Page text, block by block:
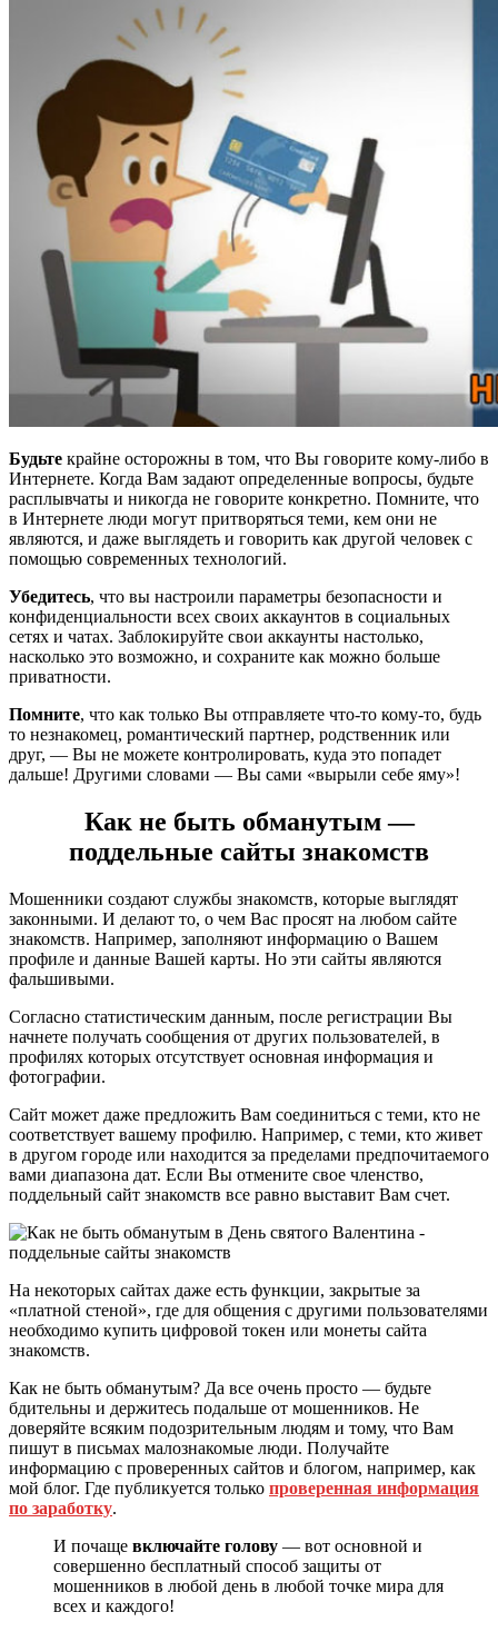
Будьте крайне осторожны в том, что Вы говорите кому-либо в
Интернете. Когда Вам задают определенные вопросы, будьте
расплывчаты и никогда не говорите конкретно. Помните, что
в Интернете люди могут притворяться теми, кем они не
являются, и даже выглядеть и говорить как другой человек с
помощью современных технологий.
Убедитесь, что вы настроили параметры безопасности и
конфиденциальности всех своих аккаунтов в социальных
сетях и чатах. Заблокируйте свои аккаунты настолько,
насколько это возможно, и сохраните как можно больше
приватности.
Помните, что как только Вы отправляете что-то кому-то, будь
то незнакомец, романтический партнер, родственник или
друг, — Вы не можете контролировать, куда это попадет
дальше! Другими словами — Вы сами «вырыли себе яму»!
Как не быть обманутым —
поддельные сайты знакомств
Мошенники создают службы знакомств, которые выглядят
законными. И делают то, о чем Вас просят на любом сайте
знакомств. Например, заполняют информацию о Вашем
профиле и данные Вашей карты. Но эти сайты являются
фальшивыми.
Согласно статистическим данным, после регистрации Вы
начнете получать сообщения от других пользователей, в
профилях которых отсутствует основная информация и
фотографии.
Сайт может даже предложить Вам соединиться с теми, кто не
соответствует вашему профилю. Например, с теми, кто живет
в другом городе или находится за пределами предпочитаемого
вами диапазона дат. Если Вы отмените свое членство,
поддельный сайт знакомств все равно выставит Вам счет.
На некоторых сайтах даже есть функции, закрытые за
«платной стеной», где для общения с другими пользователями
необходимо купить цифровой токен или монеты сайта
знакомств.
Как не быть обманутым? Да все очень просто — будьте
бдительны и держитесь подальше от мошенников. Не
доверяйте всяким подозрительным людям и тому, что Вам
пишут в письмах малознакомые люди. Получайте
информацию с проверенных сайтов и блогом, например, как
мой блог. Где публикуется только проверенная информация
по заработку.
И почаще включайте голову — вот основной и
совершенно бесплатный способ защиты от
мошенников в любой день в любой точке мира для
всех и каждого!